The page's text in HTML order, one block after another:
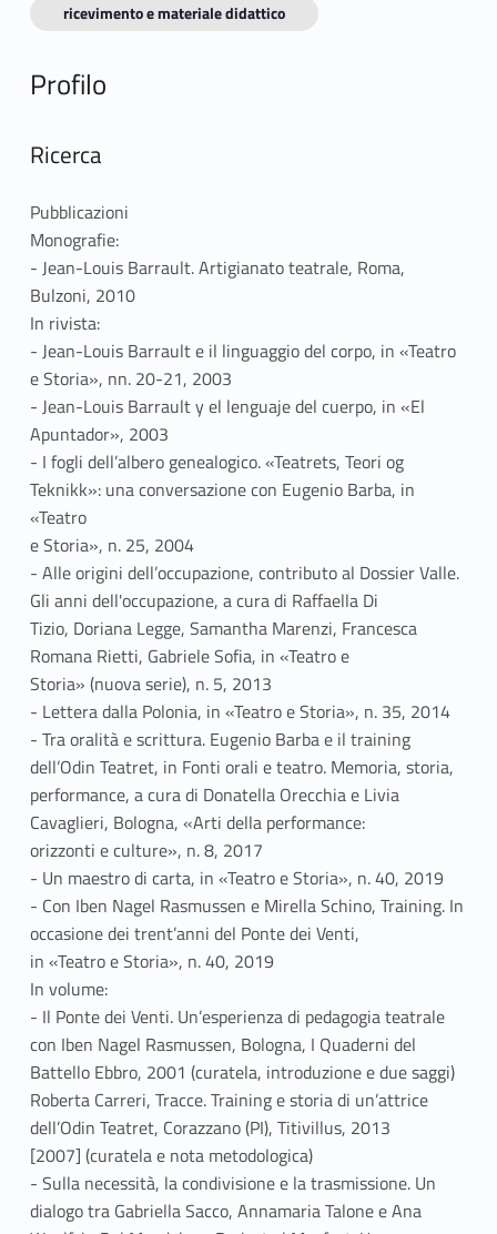
ricevimento e materiale didattico
Profilo
Ricerca
Pubblicazioni
Monografie:
- Jean-Louis Barrault. Artigianato teatrale, Roma,
Bulzoni, 2010
In rivista:
- Jean-Louis Barrault e il linguaggio del corpo, in «Teatro
e Storia», nn. 20-21, 2003
- Jean-Louis Barrault y el lenguaje del cuerpo, in «El
Apuntador», 2003
- I fogli dell’albero genealogico. «Teatrets, Teori og
Teknikk»: una conversazione con Eugenio Barba, in
«Teatro
e Storia», n. 25, 2004
- Alle origini dell’occupazione, contributo al Dossier Valle.
Gli anni dell'occupazione, a cura di Raffaella Di
Tizio, Doriana Legge, Samantha Marenzi, Francesca
Romana Rietti, Gabriele Sofia, in «Teatro e
Storia» (nuova serie), n. 5, 2013
- Lettera dalla Polonia, in «Teatro e Storia», n. 35, 2014
- Tra oralità e scrittura. Eugenio Barba e il training
dell’Odin Teatret, in Fonti orali e teatro. Memoria, storia,
performance, a cura di Donatella Orecchia e Livia
Cavaglieri, Bologna, «Arti della performance:
orizzonti e culture», n. 8, 2017
- Un maestro di carta, in «Teatro e Storia», n. 40, 2019
- Con Iben Nagel Rasmussen e Mirella Schino, Training. In
occasione dei trent’anni del Ponte dei Venti,
in «Teatro e Storia», n. 40, 2019
In volume:
- Il Ponte dei Venti. Un’esperienza di pedagogia teatrale
con Iben Nagel Rasmussen, Bologna, I Quaderni del
Battello Ebbro, 2001 (curatela, introduzione e due saggi)
Roberta Carreri, Tracce. Training e storia di un’attrice
dell’Odin Teatret, Corazzano (PI), Titivillus, 2013
[2007] (curatela e nota metodologica)
- Sulla necessità, la condivisione e la trasmissione. Un
dialogo tra Gabriella Sacco, Annamaria Talone e Ana